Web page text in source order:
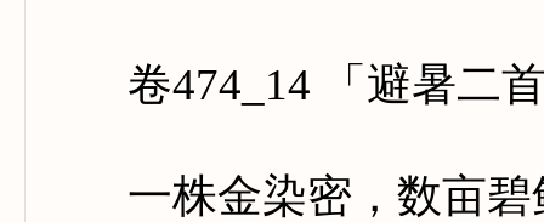
卷474_14 「避暑二
一株金染密，数亩碧